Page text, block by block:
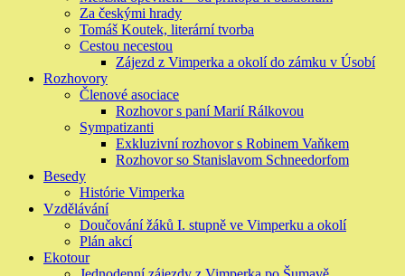
Za českými hrady
Tomáš Koutek, literární tvorba
Cestou necestou
Zájezd z Vimperka a okolí do zámku v Úsobí
Rozhovory
Členové asociace
Rozhovor s paní Marií Rálkovou
Sympatizanti
Exkluzivní rozhovor s Robinem Vaňkem
Rozhovor so Stanislavom Schneedorfom
Besedy
Histórie Vimperka
Vzdělávání
Doučování žáků I. stupně ve Vimperku a okolí
Plán akcí
Ekotour